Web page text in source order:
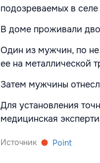
подозреваемых в
В доме проживали
Один из мужчин, по не
ее на металлической
Затем мужчины
Для установления
медицинская
Источник Point